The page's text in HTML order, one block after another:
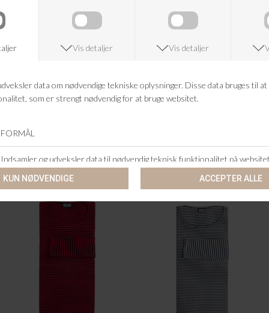
VED KØB OVER 500,-
14 DAGES RETURRET
+46 86 60 21 22
ANDRE KØBTE OGSÅ